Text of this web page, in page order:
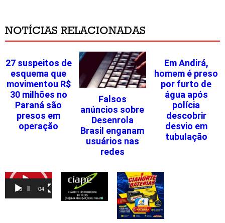
NOTÍCIAS RELACIONADAS
27 suspeitos de
esquema que
movimentou R$
30 milhões no
Paraná são
presos em
operação
Falsos
anúncios sobre
Desenrola
Brasil enganam
usuários nas
redes
Em Andirá,
homem é preso
por furto de
água após
polícia
descobrir
desvio em
tubulação
Tocador
vídeo
00:00 04:46